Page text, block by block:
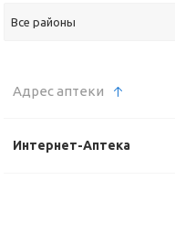
Все районы
Адрес аптеки
Интернет-Аптека